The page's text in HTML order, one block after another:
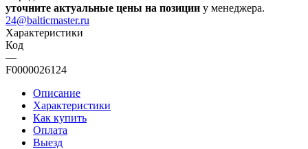
уточните актуальные цены на позиции у менеджера.
24@balticmaster.ru
Характеристики
Код
—
F0000026124
Описание
Характеристики
Как купить
Оплата
Выезд